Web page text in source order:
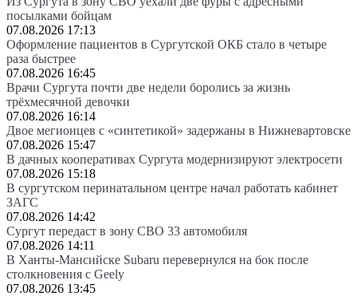
посылками бойцам
07.08.2026 17:13
Оформление пациентов в Сургутской ОКБ стало в четыре
раза быстрее
07.08.2026 16:45
Врачи Сургута почти две недели боролись за жизнь
трёхмесячной девочки
07.08.2026 16:14
Двое мегионцев с «синтетикой» задержаны в Нижневартовске
07.08.2026 15:47
В дачных кооперативах Сургута модернизируют электросети
07.08.2026 15:18
В сургутском перинатальном центре начал работать кабинет
ЗАГС
07.08.2026 14:42
Сургут передаст в зону СВО 33 автомобиля
07.08.2026 14:11
В Ханты-Мансийске Subaru перевернулся на бок после
столкновения с Geely
07.08.2026 13:45